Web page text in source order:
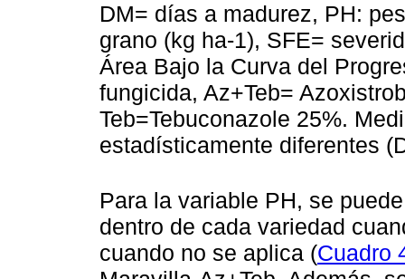
DM= días a madurez, PH:
grano (kg ha-1), SFE=
Área Bajo la Curva del
fungicida, Az+Teb=
Teb=Tebuconazole 25%.
estadísticamente diferentes
Para la variable PH, se
dentro de cada variedad
cuando no se aplica (Cuadro